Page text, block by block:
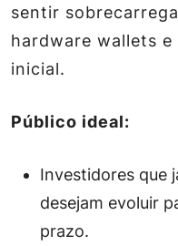
sentir
hardware wallets e
inicial.
Público ideal:
Investidores que
desejam evoluir
prazo.